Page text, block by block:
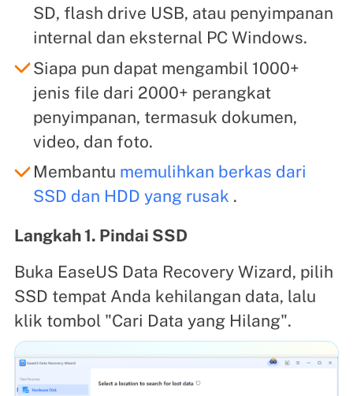
SD, flash drive USB, atau penyimpanan
internal dan eksternal PC Windows.
Siapa pun dapat mengambil 1000+
jenis file dari 2000+ perangkat
penyimpanan, termasuk dokumen,
video, dan foto.
Membantu memulihkan berkas dari
SSD dan HDD yang rusak .
Langkah 1. Pindai SSD
Buka EaseUS Data Recovery Wizard, pilih
SSD tempat Anda kehilangan data, lalu
klik tombol "Cari Data yang Hilang".